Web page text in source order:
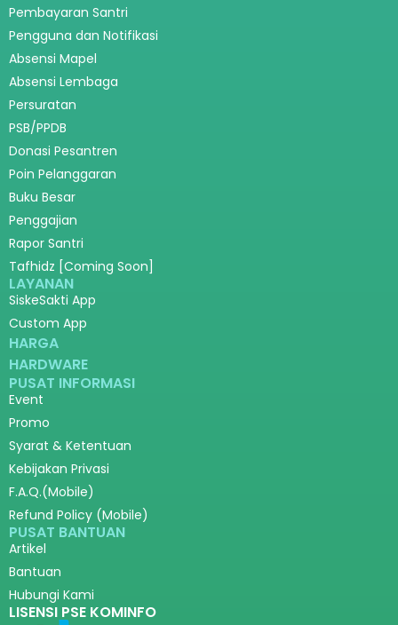
Pembayaran Santri
Pengguna dan Notifikasi
Absensi Mapel
Absensi Lembaga
Persuratan
PSB/PPDB
Donasi Pesantren
Poin Pelanggaran
Buku Besar
Penggajian
Rapor Santri
Tafhidz [Coming Soon]
LAYANAN
SiskeSakti App
Custom App
HARGA
HARDWARE
PUSAT INFORMASI
Event
Promo
Syarat & Ketentuan
Kebijakan Privasi
F.A.Q.(Mobile)
Refund Policy (Mobile)
PUSAT BANTUAN
Artikel
Bantuan
Hubungi Kami
LISENSI PSE KOMINFO